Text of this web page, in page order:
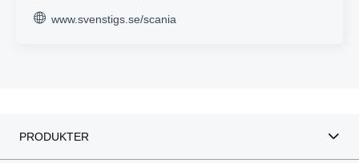
www.svenstigs.se/scania
PRODUKTER